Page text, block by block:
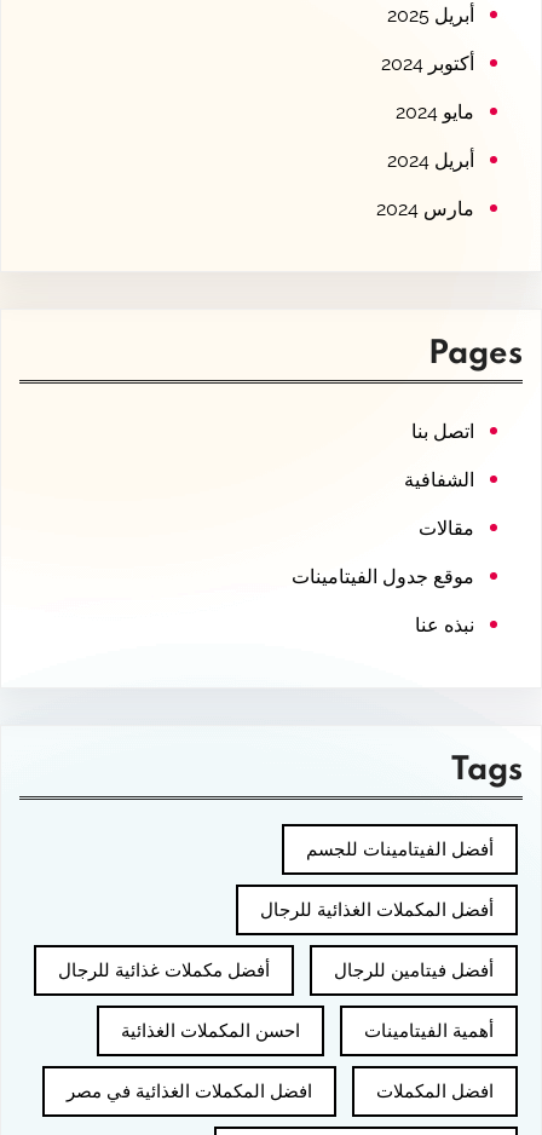
أبريل 2025
أكتوبر 2024
مايو 2024
أبريل 2024
مارس 2024
Pages
اتصل بنا
الشفافية
مقالات
موقع جدول الفيتامينات
نبذه عنا
Tags
أفضل الفيتامينات للجسم
أفضل المكملات الغذائية للرجال
أفضل فيتامين للرجال أفضل مكملات غذائية للرجال
أهمية الفيتامينات احسن المكملات الغذائية
افضل المكملات افضل المكملات الغذائية في مصر